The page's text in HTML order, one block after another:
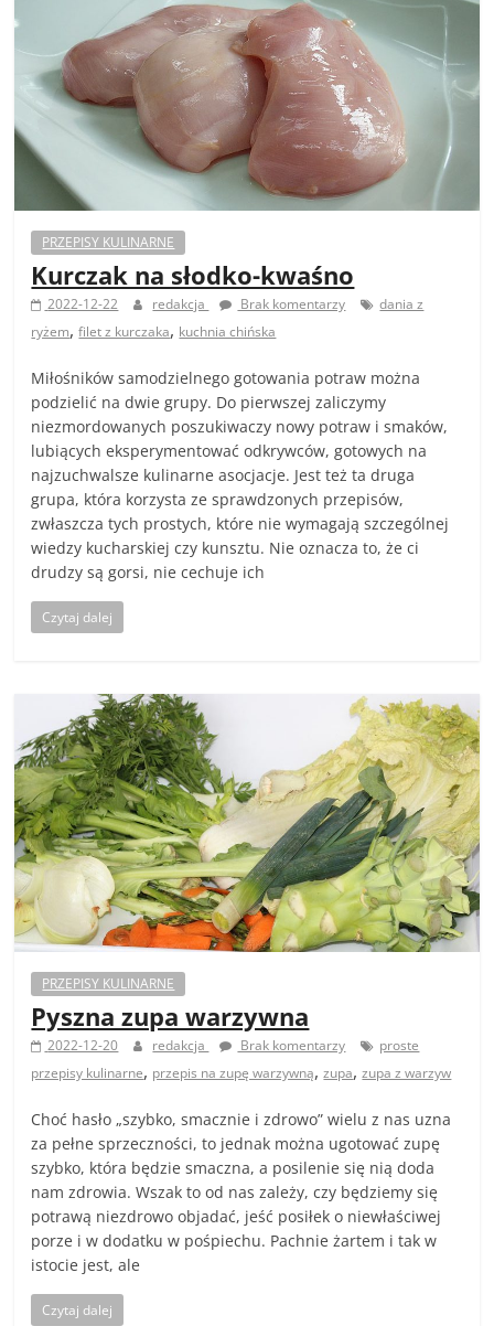
PRZEPISY KULINARNE
Kurczak na słodko-kwaśno
2022-12-22 redakcja Brak komentarzy
dania z
ryżem,filet z kurczaka, kuchnia chińska
Miłośników samodzielnego gotowania potraw można
podzielić na dwie grupy. Do pierwszej zaliczymy
niezmordowanych poszukiwaczy nowy potraw i smaków,
lubiących eksperymentować odkrywców, gotowych na
najzuchwalsze kulinarne asocjacje. Jest też ta druga
grupa, która korzysta ze sprawdzonych przepisów,
zwłaszcza tych prostych, które nie wymagają szczególnej
wiedzy kucharskiej czy kunsztu. Nie oznacza to, że ci
drudzy są gorsi, nie cechuje ich
Czytaj dalej
PRZEPISY KULINARNE
Pyszna zupa warzywna
2022-12-20 redakcja Brak komentarzy
proste
przepisy kulinarne, przepis na zupę warzywną,zupa,zupa z warzyw
Choć hasło „szybko, smacznie i zdrowo” wielu z nas uzna
za pełne sprzeczności, to jednak można ugotować zupę
szybko, która będzie smaczna, a posilenie się nią doda
nam zdrowia. Wszak to od nas zależy, czy będziemy się
potrawą niezdrowo objadać, jeść posiłek o niewłaściwej
porze i w dodatku w pośpiechu. Pachnie żartem i tak w
istocie jest, ale
Czytaj dalej